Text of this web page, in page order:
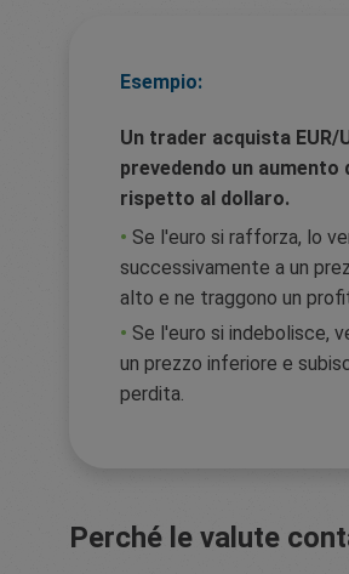
Esempio:
Un trader acquista EUR/
prevedendo un aumento
rispetto al dollaro.
• Se l'euro si rafforza, lo
successivamente a un
alto e ne traggono un
• Se l'euro si indebolisce,
un prezzo inferiore e
perdita.
Perché le valute